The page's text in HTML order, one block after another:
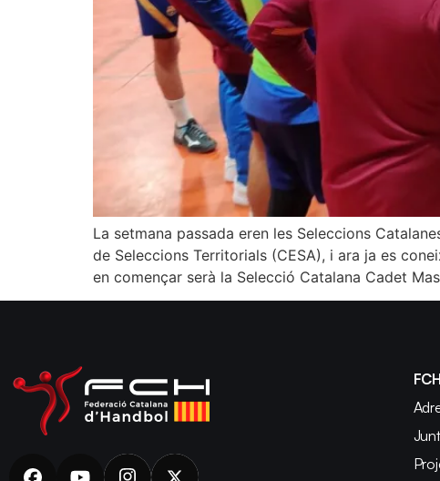
La setmana passada eren les Seleccions
de Seleccions Territorials (CESA), i ara ja es
en començar serà la Selecció Catalana Cadet
FCH